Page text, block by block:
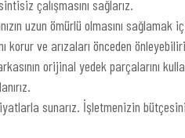
çalışmasını sağlarız.
uzun ömürlü olmasını sağlamak
korur ve arızaları önceden
orijinal yedek parçalarını
sunarız. İşletmenizin bütçesini